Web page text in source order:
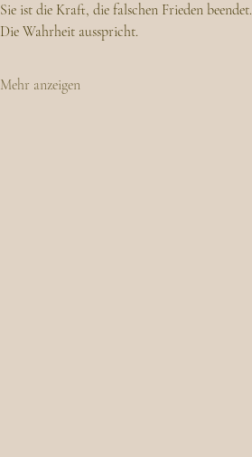
Sie ist die Kraft, die falschen Frieden beendet.
Die Wahrheit ausspricht.
Mehr anzeigen